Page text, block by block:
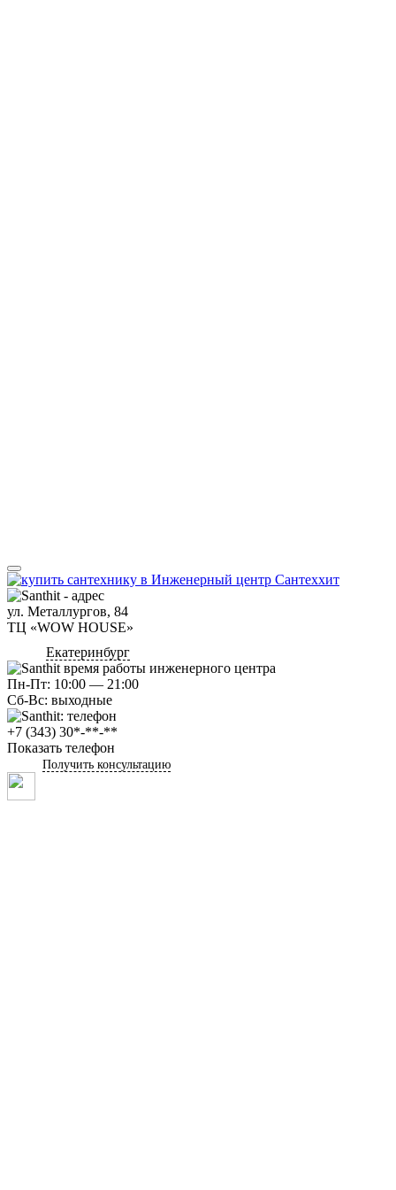
ул. Металлургов, 84
ТЦ «WOW HOUSE»
Екатеринбург
Пн-Пт: 10:00 — 21:00
Сб-Вс: выходные
+7 (343) 30*-**-**
Показать телефон
Получить консультацию